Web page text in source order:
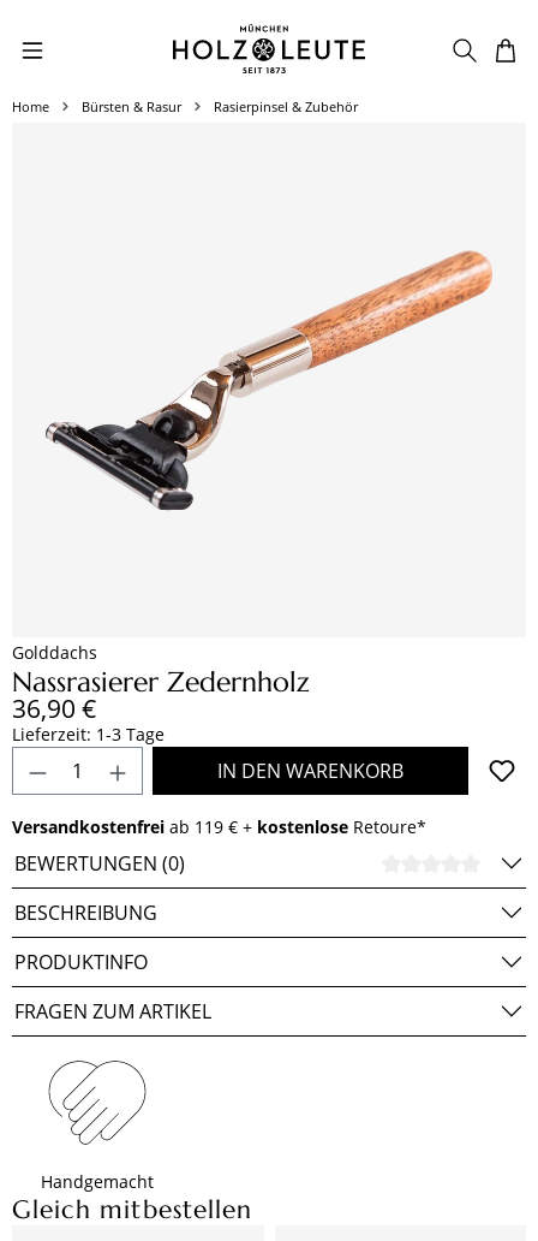
Zum Hauptinhalt springen
Home Bürsten & Rasur Rasierpinsel & Zubehör
Golddachs
Nassrasierer Zedernholz
Regulärer Preis:
36,90 €
Lieferzeit: 1-3 Tage
Produkt Anzahl: Gib den gewünschten
IN DEN WARENKORB
Versandkostenfrei ab 119 € + kostenlose Retoure*
BEWERTUNGEN (0)
BESCHREIBUNG
PRODUKTINFO
FRAGEN ZUM ARTIKEL
Handgemacht
Gleich mitbestellen